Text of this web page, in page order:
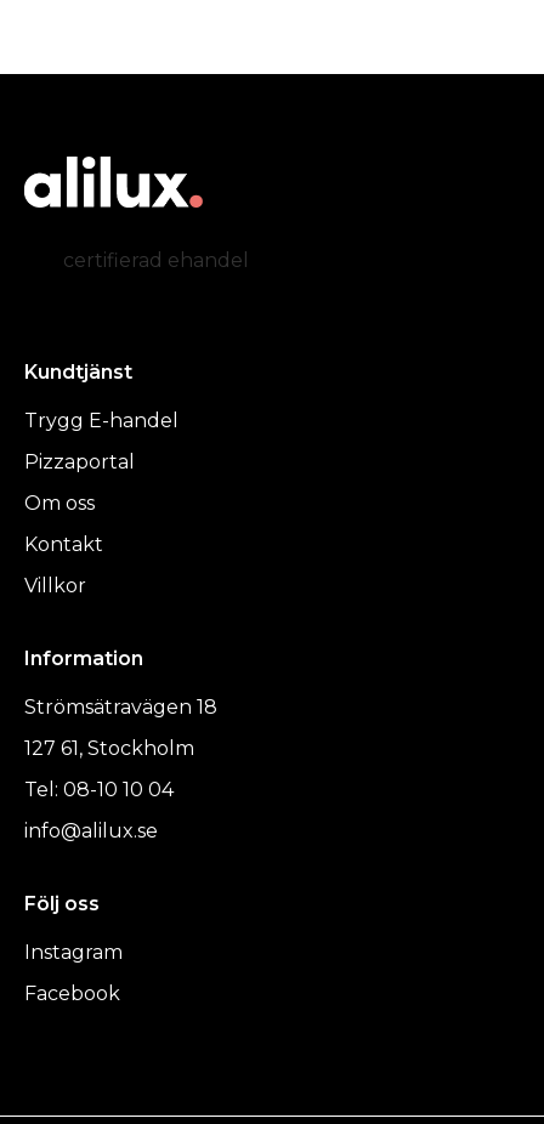
certifierad ehandel
Kundtjänst
Trygg E-handel
Pizzaportal
Om oss
Kontakt
Villkor
Information
Strömsätravägen 18
127 61, Stockholm
Tel: 08-10 10 04
info@alilux.se
Följ oss
Instagram
Facebook